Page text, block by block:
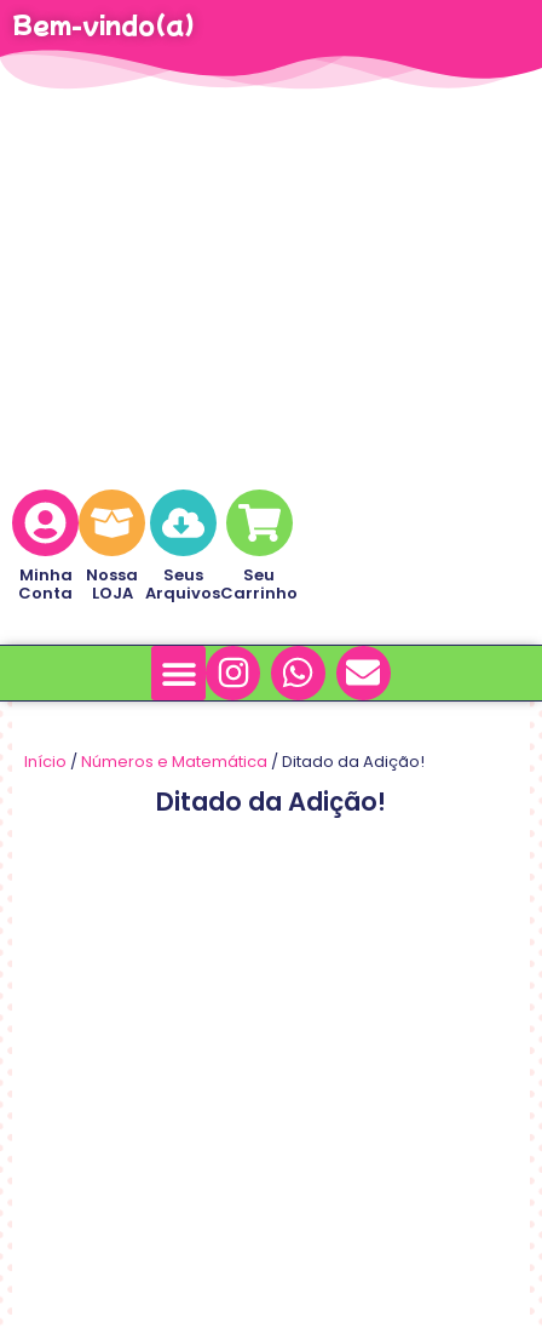
Bem-vindo(a)
Minha
Conta
Nossa
LOJA
Seus
Arquivos
Seu
Carrinho
Início /Números e Matemática / Ditado da Adição!
Ditado da Adição!